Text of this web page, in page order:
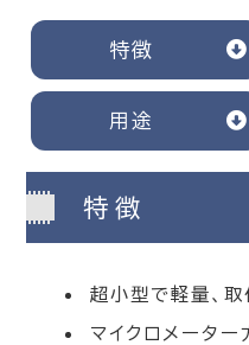
特徴
用途
特徴
超小型で軽量、取
マイクロメーター